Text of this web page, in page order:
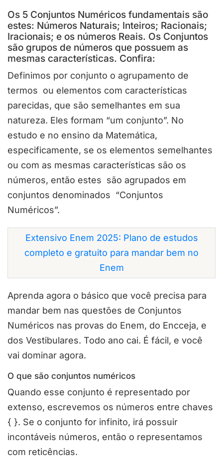
Os 5 Conjuntos Numéricos fundamentais são
estes: Números Naturais; Inteiros; Racionais;
Iracionais; e os números Reais. Os Conjuntos
são grupos de números que possuem as
mesmas características. Confira:
Definimos por conjunto o agrupamento de
termos ou elementos com características
parecidas, que são semelhantes em sua
natureza. Eles formam “um conjunto”. No
estudo e no ensino da Matemática,
especificamente, se os elementos semelhantes
ou com as mesmas características são os
números, então estes são agrupados em
conjuntos denominados “Conjuntos
Numéricos”.
Extensivo Enem 2025: Plano de estudos
completo e gratuito para mandar bem no
Enem
Aprenda agora o básico que você precisa para
mandar bem nas questões de Conjuntos
Numéricos nas provas do Enem, do Encceja, e
dos Vestibulares. Todo ano cai. É fácil, e você
vai dominar agora.
O que são conjuntos numéricos
Quando esse conjunto é representado por
extenso, escrevemos os números entre chaves
{ }. Se o conjunto for infinito, irá possuir
incontáveis números, então o representamos
com reticências.